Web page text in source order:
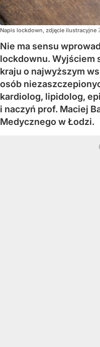
Napis lockdown, zdjęcie ilustracyjne
Nie ma sensu
lockdownu. Wyjściem
kraju o najwyższym
osób
kardiolog, lipidolog,
i naczyń prof. Maciej
Medycznego w Łodzi.